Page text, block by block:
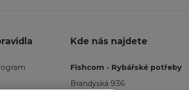
Kde nás najdete
Fishcom - Rybářské potřeby
Brandýská 936